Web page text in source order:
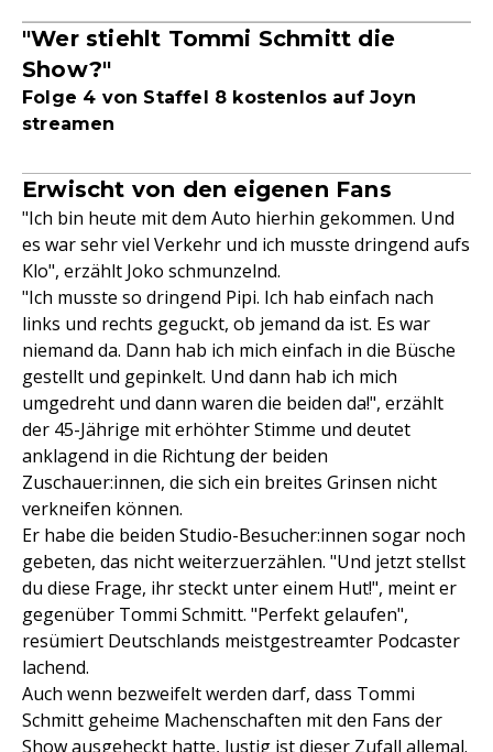
"Wer stiehlt Tommi Schmitt die
Show?"
Folge 4 von Staffel 8 kostenlos auf Joyn
streamen
Erwischt von den eigenen Fans
"Ich bin heute mit dem Auto hierhin gekommen. Und
es war sehr viel Verkehr und ich musste dringend aufs
Klo", erzählt Joko schmunzelnd.
"Ich musste so dringend Pipi. Ich hab einfach nach
links und rechts geguckt, ob jemand da ist. Es war
niemand da. Dann hab ich mich einfach in die Büsche
gestellt und gepinkelt. Und dann hab ich mich
umgedreht und dann waren die beiden da!", erzählt
der 45-Jährige mit erhöhter Stimme und deutet
anklagend in die Richtung der beiden
Zuschauer:innen, die sich ein breites Grinsen nicht
verkneifen können.
Er habe die beiden Studio-Besucher:innen sogar noch
gebeten, das nicht weiterzuerzählen. "Und jetzt stellst
du diese Frage, ihr steckt unter einem Hut!", meint er
gegenüber Tommi Schmitt. "Perfekt gelaufen",
resümiert Deutschlands meistgestreamter Podcaster
lachend.
Auch wenn bezweifelt werden darf, dass Tommi
Schmitt geheime Machenschaften mit den Fans der
Show ausgeheckt hatte, lustig ist dieser Zufall allemal.